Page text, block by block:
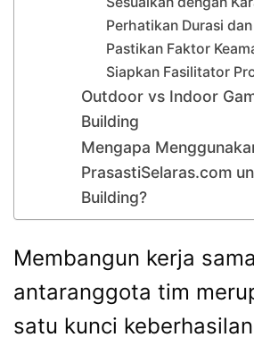
Perhatikan Durasi
Pastikan Faktor
Siapkan Fasilitator
Outdoor vs Indoor
Building
Mengapa
PrasastiSelaras.com
Building?
Membangun kerja
antaranggota tim
satu kunci